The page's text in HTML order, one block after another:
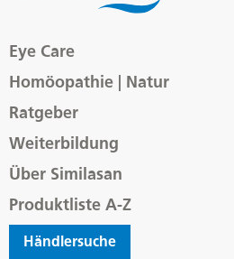
Eye Care
Homöopathie | Natur
Ratgeber
Weiterbildung
Über Similasan
Produktliste A-Z
Händlersuche